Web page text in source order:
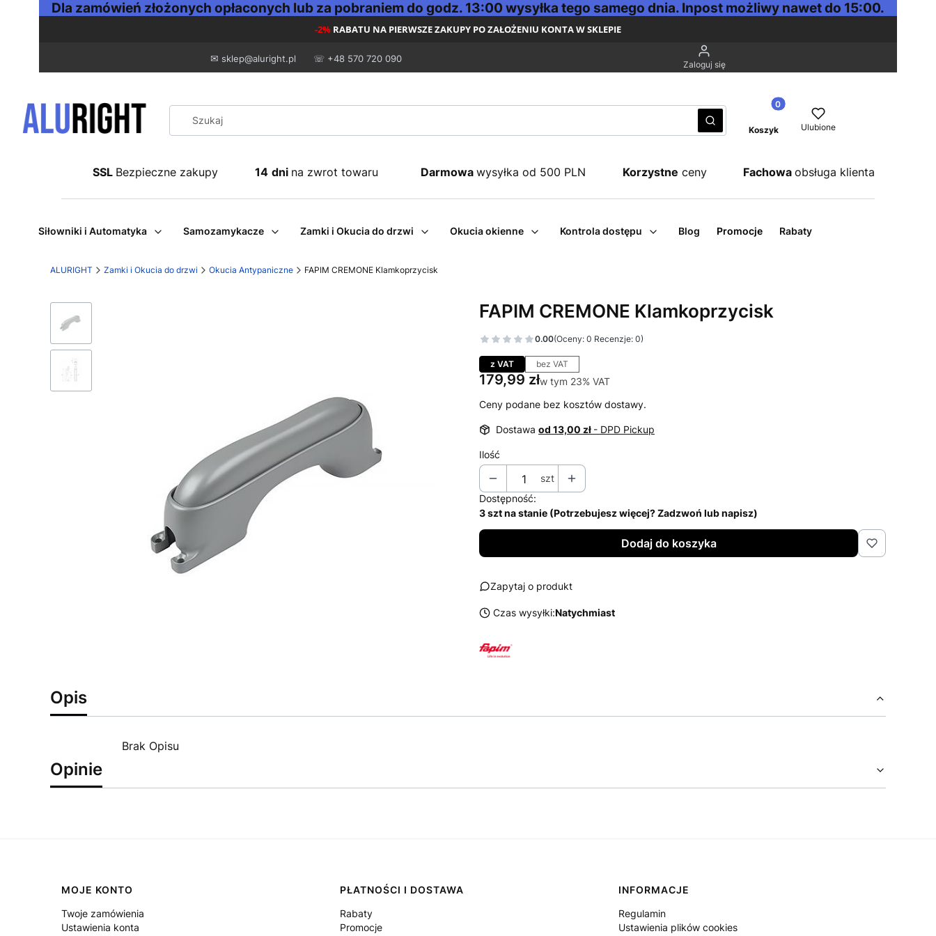
Dla zamówień złożonych opłaconych lub za pobraniem do godz. 13:00 wysyłka tego samego dnia. Inpost możliwy nawet do 15:00.
-2% RABATU NA PIERWSZE ZAKUPY PO ZAŁOŻENIU KONTA W SKLEPIE
✉ sklep@aluright.pl ☏ +48 570 720 090 Zaloguj się
WyczyśćSzukaj
Produkty w koszyku: 0. Zobacz
Koszyk Ulubione
SSL Bezpieczne zakupy 14 dni na zwrot towaru Darmowa wysyłka od 500 PLN Korzystne ceny Fachowa obsługa klienta
Siłowniki i Automatyka Samozamykacze Zamki i Okucia do drzwi Okucia okienne Kontrola dostępu Blog Promocje Rabaty
ALURIGHT Zamki i Okucia do drzwi Okucia Antypaniczne FAPIM CREMONE Klamkoprzycisk
FAPIM CREMONE Klamkoprzycisk
0.00(Oceny: 0 Recenzje: 0)
Przejdź do sekcji Opinie
z VAT bez VAT
Cena
179,99 złw tym 23% VAT
w tym 23% VAT
Ceny podane bez kosztów dostawy.
Dostawa od 13,00 zł - DPD Pickup
Ilość
szt
Dostępność:
3 szt na stanie (Potrzebujesz więcej? Zadzwoń lub napisz)
Dodaj do koszyka
Zapytaj o produkt
Czas wysyłki:Natychmiast
Opis
Brak Opisu
Opinie
Linki w stopce
MOJE KONTO
Twoje zamówienia
Ustawienia konta
PŁATNOŚCI I DOSTAWA
Rabaty
Promocje
INFORMACJE
Regulamin
Ustawienia plików cookies